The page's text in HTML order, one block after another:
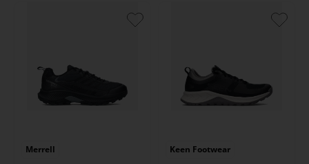
Merrell Keen Footwear